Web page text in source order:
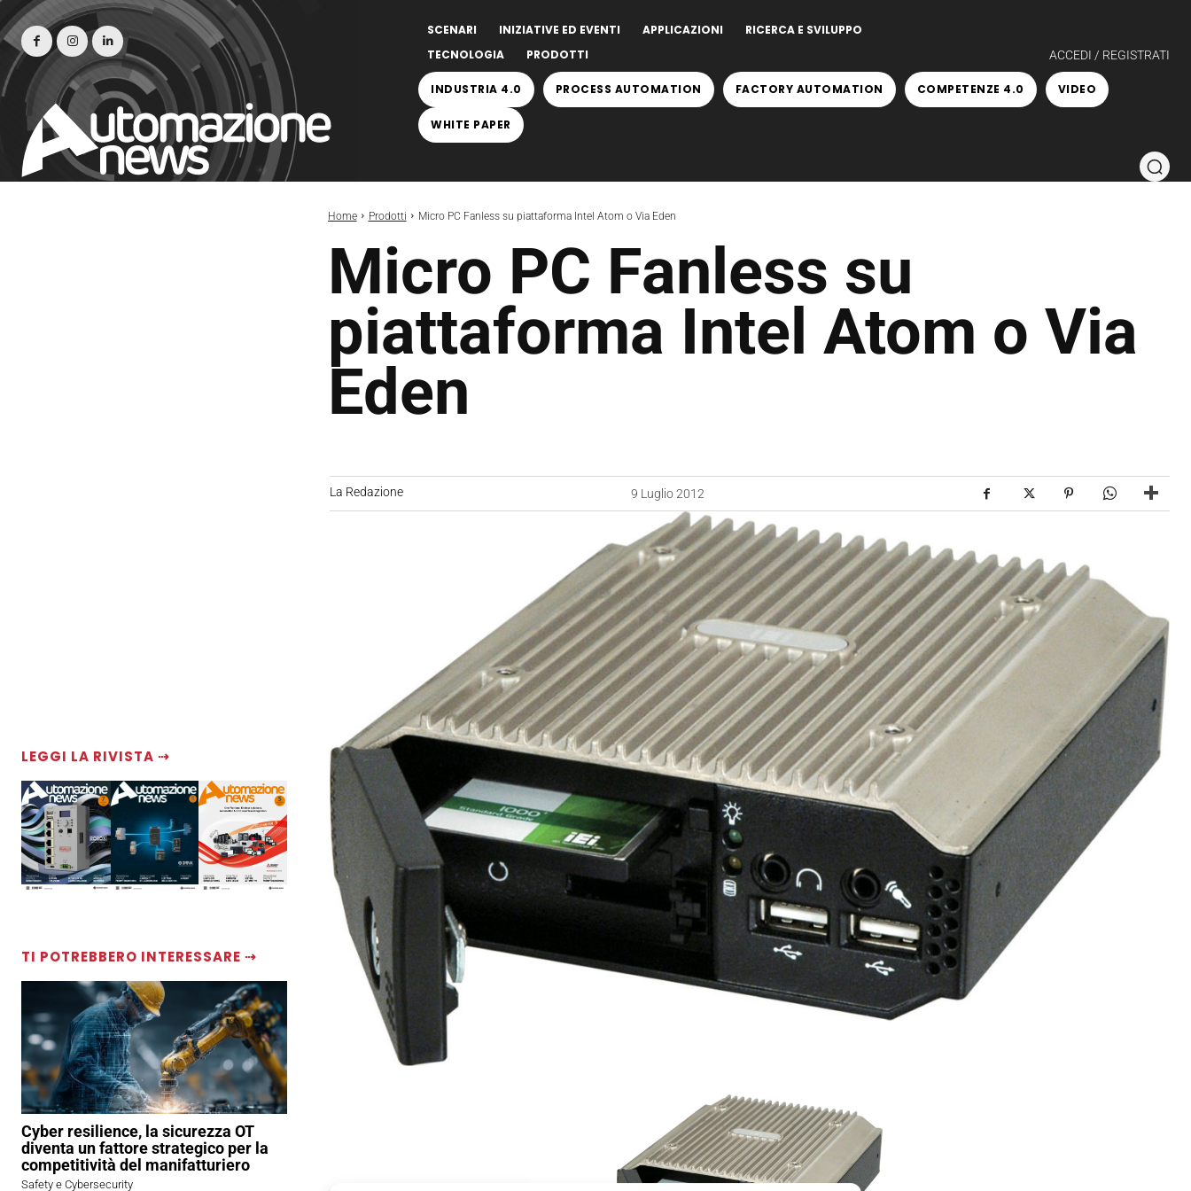
SCENARI INIZIATIVE ED EVENTI APPLICAZIONI
RICERCA E SVILUPPO
TECNOLOGIA
PRODOTTI ACCEDI / REGISTRATI
INDUSTRIA 4.0 PROCESS AUTOMATION FACTORY AUTOMATION COMPETENZE 4.0 VIDEO
WHITE PAPER
Home Prodotti Micro PC Fanless su piattaforma Intel Atom o Via Eden
Micro PC Fanless su
piattaforma Intel Atom o Via
Eden
LEGGI LA RIVISTA ⇢
TI POTREBBERO INTERESSARE ⇢
Cyber resilience, la sicurezza OT
diventa un fattore strategico per la
competitività del manifatturiero
Safety e Cybersecurity
La Redazione 9 Luglio 2012